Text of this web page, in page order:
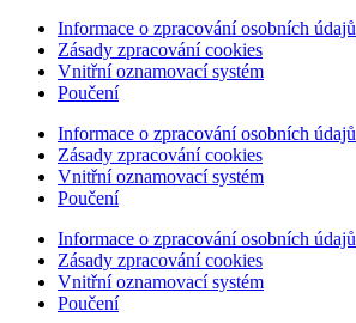
Informace o zpracování osobních údajů
Zásady zpracování cookies
Vnitřní oznamovací systém
Poučení
Informace o zpracování osobních údajů
Zásady zpracování cookies
Vnitřní oznamovací systém
Poučení
Informace o zpracování osobních údajů
Zásady zpracování cookies
Vnitřní oznamovací systém
Poučení